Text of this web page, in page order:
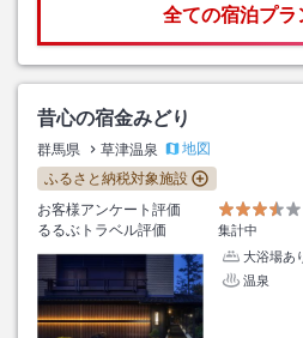
全ての宿泊プラ
昔心の宿金みどり
群馬県 草津温泉
地図
ふるさと納税対象施設
お客様アンケート評価
るるぶトラベル評価
集計中
大浴場あ
温泉